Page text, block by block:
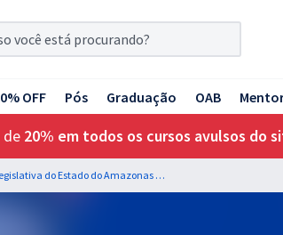
OFF Pós Graduação OAB
de 20% em todos os cursos avulsos do
ALEAM - Assembleia Legislativa do Estado do Amazonas - Conhecimentos Específicos para o Cargo de Analista Legislativo Especialidade: Administrador de Empresa